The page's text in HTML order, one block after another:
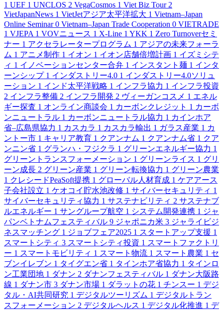
1 UEF 1 UNCLOS 2 VegaCosmos 1 Viet Biz Tour 2
VietJapanNews 1 VietJetアジア太平洋拡大 1 Vietnam–Japan
Online Seminar 0 Vietnam–Japan Trade Cooperation 0 VIETRADE
1 VJEPA 1 VOVニュース 1 X-Line 1 YKK 1 Zero Turnoverセミ
ナー 1 アクセラレータープログラム 1 アジアの未来フォーラ
ム 1 アニメ制作 1 イオン 1 イオン店舗倍増計画 1 イズミシテ
ィ 1 イノベーションセンター合弁 1 インスタント麺 1 インタ
ーンシップ 1 インダストリー4.0 1 インダストリー4.0ソリュ
ーション 1 インド太平洋戦略 1 インフラ協力 1 インフラ投資
2 インフラ整備 2 インフラ開発 2 ヴィーガンコスメ 1 エネル
ギー探査 1 オンライン商談会 1 カーボンクレジット 1 カーボ
ンニュートラル 1 カーボンニュートラル協力 1 カインホア
省–広島県協力 1 カスカラ 1 カスカラ輸出 1 ガラス産業 1 カ
ントー市 1 キャリア教育 1 クアンナム 1 クアンナム省 1 クア
ンニン省 1 グランハ・フジクラ 1 グリーンエネルギー協力 1
グリーントランスフォーメーション 1 グリーンライス 1 グリ
ーン成長 2 グリーン産業 1 グリーン転換協力 1 グリーン農業
1 クレシードPeaSoft提携 1 グローバル人材育成 1 ケアアース
子会社設立 1 ケオコイ貯水池改修 1 サイバーセキュリティ 1
サイバーセキュリティ協力 1 サステナビリティ 2 サステナブ
ルエネルギー 1 サングループ航空 1 システム開発連携 1 ジャ
パンベトナムフェスティバル 9 ジャポニカ米 3 ジャライビジ
ネスマッチング 1 ジョブフェア2025 1 スタートアップ支援 1
スマートシティ 3 スマートシティ投資 1 スマートファクトリ
ー 1 スマートモビリティ 1 スマート物流 1 スマート農業 1 セ
ブンイレブン 1 タイグエン省 1 タインホア省協力 1 タインロ
ン工業団地 1 ダナン 2 ダナンフェスティバル 1 ダナン大阪路
線 1 ダナン市 3 ダナン市場 1 ダラットの花 1 チンスー 1 デジ
タル・AI共同研究 1 デジタルツーリズム 1 デジタルトラン
スフォーメーション 2 デジタルヘルス 1 デジタル化推進 1 デ